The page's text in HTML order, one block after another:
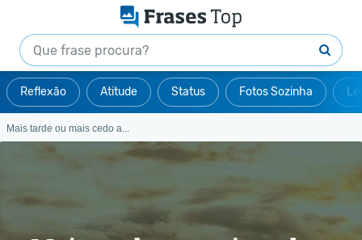
Reflexão Atitude Status Fotos Sozinha
Mais tarde ou mais cedo a...